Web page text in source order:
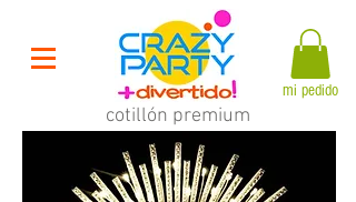
mi pedido
cotillón premium